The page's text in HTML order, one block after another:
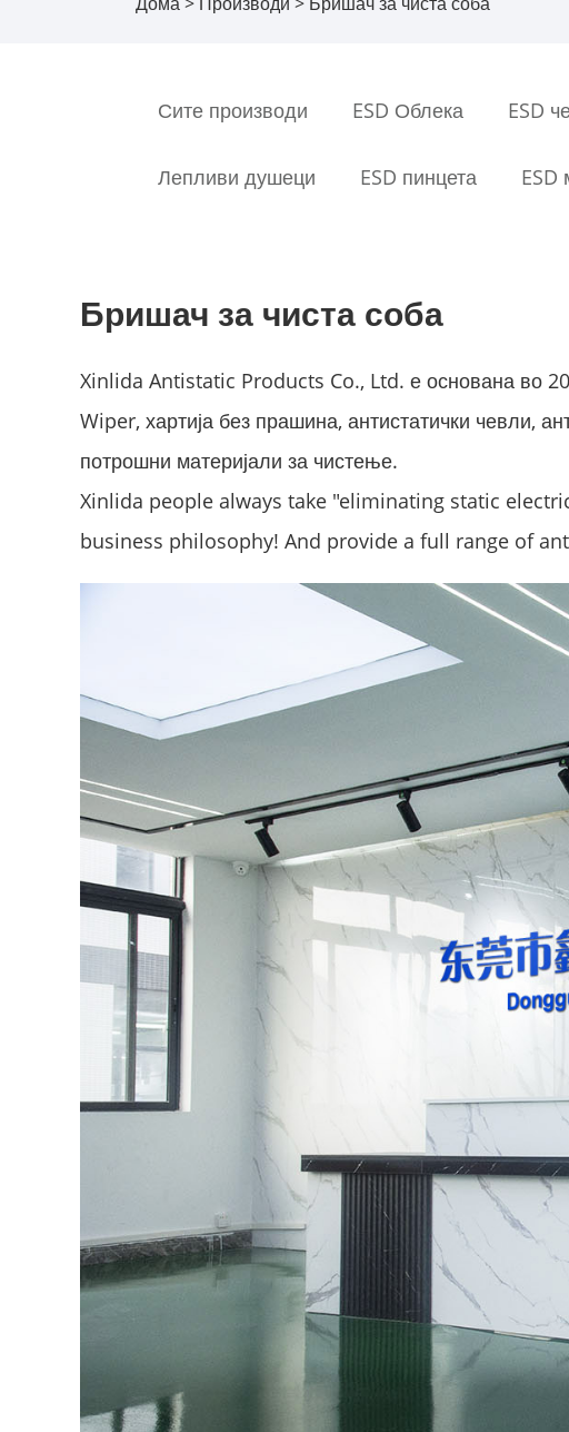
Сите производи ESD Облека ESD
Лепливи душеци ESD пинцета ESD
Бришач за чиста соба
Xinlida Antistatic Products Co., Ltd. е основана во
Wiper, хартија без прашина, антистатички чевли,
потрошни материјали за чистење.
Xinlida people always take "eliminating static
business philosophy! And provide a full range of